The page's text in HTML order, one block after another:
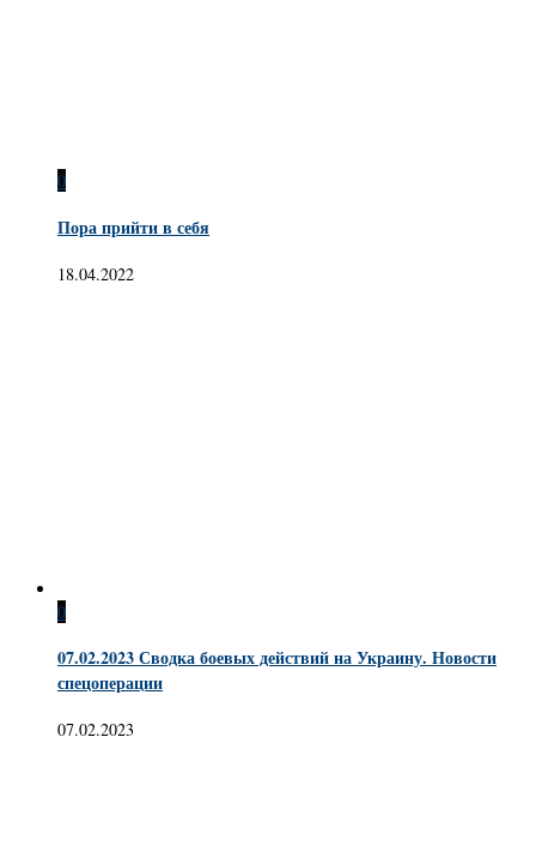
0
Пора прийти в себя
18.04.2022
0
07.02.2023 Сводка боевых действий на Украину. Новости
спецоперации
07.02.2023